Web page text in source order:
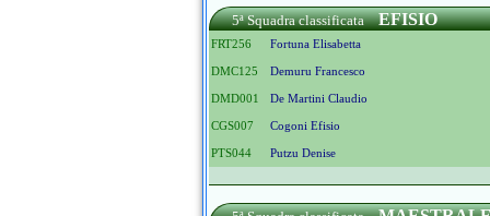
5ª Squadra classificata EFISIO
FRT256 Fortuna Elisabetta
DMC125 Demuru Francesco
DMD001 De Martini Claudio
CGS007 Cogoni Efisio
PTS044 Putzu Denise